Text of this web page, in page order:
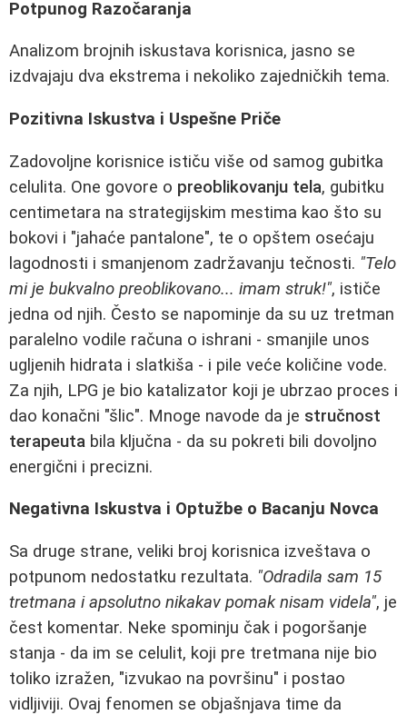
Potpunog Razоčaranja
Analizom brojnih iskustava korisnica, jasno se
izdvajaju dva ekstrema i nekoliko zajedničkih tema.
Pozitivna Iskustva i Uspešne Priče
Zadovoljne korisnice ističu više od samog gubitka
celulita. One govore o preoblikovanju tela, gubitku
centimetara na strategijskim mestima kao što su
bokovi i "jahaće pantalone", te o opštem osećaju
lagodnosti i smanjenom zadržavanju tečnosti. "Telo
mi je bukvalno preoblikovano... imam struk!", ističe
jedna od njih. Često se napominje da su uz tretman
paralelno vodile računa o ishrani - smanjile unos
ugljenih hidrata i slatkiša - i pile veće količine vode.
Za njih, LPG je bio katalizator koji je ubrzao proces i
dao konačni "šlic". Mnoge navode da je stručnost
terapeuta bila ključna - da su pokreti bili dovoljno
energični i precizni.
Negativna Iskustva i Optužbe o Bacanju Novca
Sa druge strane, veliki broj korisnica izveštava o
potpunom nedostatku rezultata. "Odradila sam 15
tretmana i apsolutno nikakav pomak nisam videla", je
čest komentar. Neke spominju čak i pogoršanje
stanja - da im se celulit, koji pre tretmana nije bio
toliko izražen, "izvukao na površinu" i postao
vidljiviji. Ovaj fenomen se objašnjava time da